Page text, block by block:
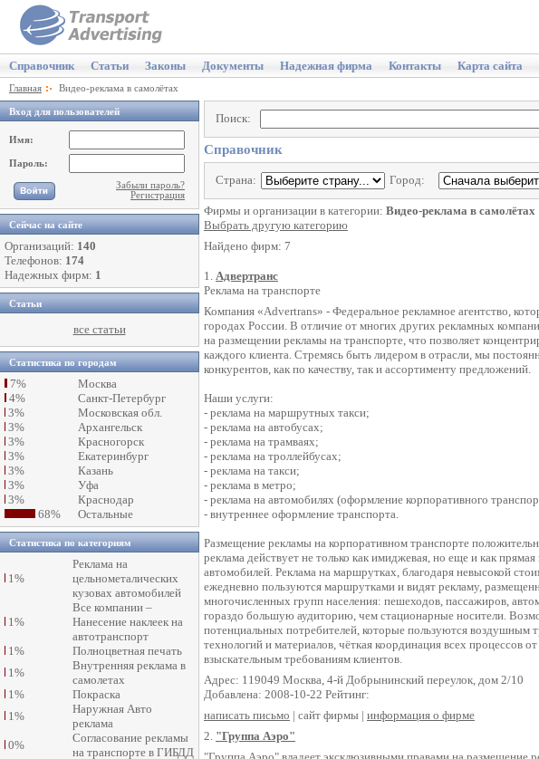
Справочник Статьи Законы Документы Надежная фирма Контакты Карта сайта
Главная Видео-реклама в самолётах
Вход для пользователей
Имя:
Пароль:
Забыли пароль?
Регистрация
Сейчас на сайте
Организаций: 140
Телефонов: 174
Надежных фирм: 1
Статьи
все статьи
Статистика по городам
7%
Москва
4%
Санкт-Петербург
3%
Московская обл.
3%
Архангельск
3%
Красногорск
3%
Екатеринбург
3%
Казань
3%
Уфа
3%
Краснодар
68%
Остальные
Статистика по категориям
1%
Реклама на
цельнометалических
кузовах автомобилей
1%
Все компании –
Нанесение наклеек на
автотранспорт
1%
Полноцветная печать
1%
Внутренняя реклама в
самолетах
1%
Покраска
1%
Наружная Авто
реклама
0%
Согласование рекламы
на транспорте в ГИБДД
Поиск:
Справочник
Страна: Город:
Фирмы и организации в категории: Видео-реклама в самолётах
Выбрать другую категорию
Найдено фирм: 7
1. Адвертранс
Реклама на транспорте
Компания «Advertrans» - Федеральное рекламное агентство,
городах России. В отличие от многих других рекламных
на размещении рекламы на транспорте, что позволяет
каждого клиента. Стремясь быть лидером в отрасли, мы
конкурентов, как по качеству, так и ассортименту предложений.
Наши услуги:
- реклама на маршрутных такси;
- реклама на автобусах;
- реклама на трамваях;
- реклама на троллейбусах;
- реклама на такси;
- реклама в метро;
- реклама на автомобилях (оформление корпоративного
- внутреннее оформление транспорта.
Размещение рекламы на корпоративном транспорте
реклама действует не только как имиджевая, но еще и как
автомобилей. Реклама на маршрутках, благодаря невысокой
ежедневно пользуются маршрутками и видят рекламу,
многочисленных групп населения: пешеходов, пассажиров,
гораздо большую аудиторию, чем стационарные носители.
потенциальных потребителей, которые пользуются
технологий и материалов, чёткая координация всех процессов
взыскательным требованиям клиентов.
Адрес: 119049 Москва, 4-й Добрынинский переулок, дом 2/10
Добавлена: 2008-10-22 Рейтинг:
написать письмо | сайт фирмы | информация о фирме
2. "Группа Аэро"